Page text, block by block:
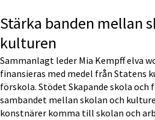
Stärka banden mellan
kulturen
Sammanlagt leder Mia Kempff elva
finansieras med medel från Statens
förskola. Stödet Skapande skola och
sambandet mellan skolan och
konstnärer komma till skolan och